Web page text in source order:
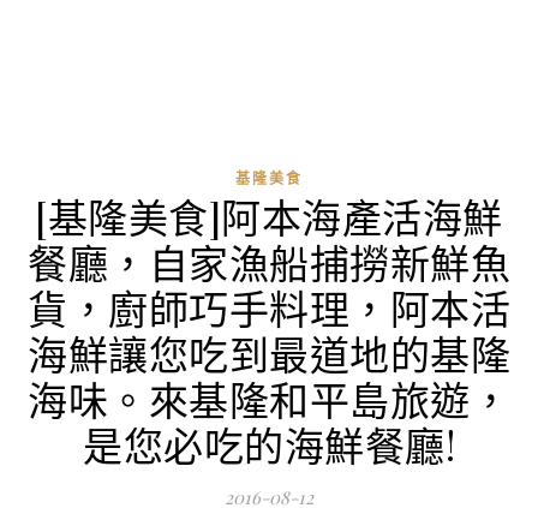
基隆美食
[基隆美食]阿本海產活海鮮
餐廳，自家漁船捕撈新鮮魚
貨，廚師巧手料理，阿本活
海鮮讓您吃到最道地的基隆
海味。來基隆和平島旅遊，
是您必吃的海鮮餐廳!
2016-08-12